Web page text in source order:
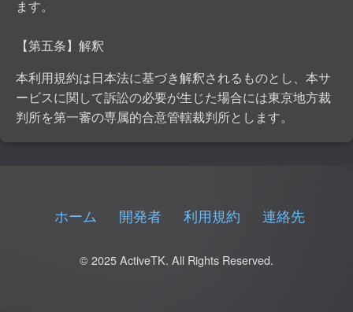
ます。
【第五条】解釈
本利用規約は日本法に基づき解釈されるものとし、本サ
ービスに関して訴訟の必要が生じた場合には東京地方裁
判所を第一審の専属的合意管轄裁判所とします。
ホーム 開発者 利用規約 連絡先
© 2025 ActiveTK. All Rights Reserved.